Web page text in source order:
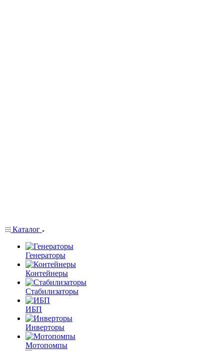
Каталог
Генераторы
Контейнеры
Стабилизаторы
ИБП
Инверторы
Мотопомпы